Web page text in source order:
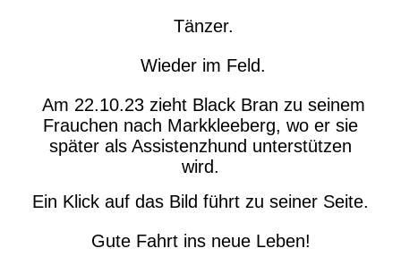
Tänzer.
Wieder im Feld.
Am 22.10.23 zieht Black Bran zu seinem
Frauchen nach Markkleeberg, wo er sie
später als Assistenzhund unterstützen
wird.
Ein Klick auf das Bild führt zu seiner Seite.
Gute Fahrt ins neue Leben!